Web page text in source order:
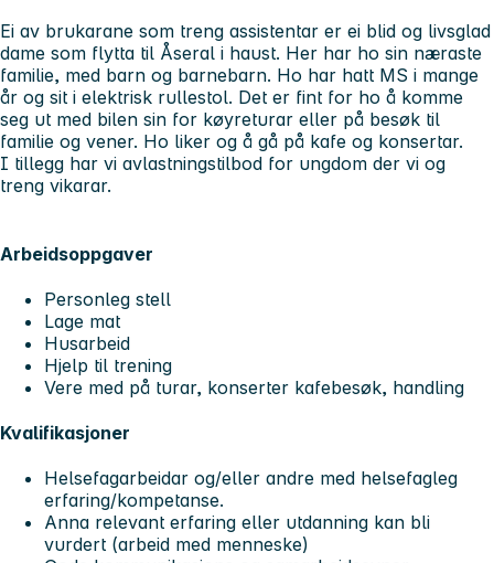
Ei av brukarane som treng assistentar er ei blid og livsglad
dame som flytta til Åseral i haust. Her har ho sin næraste
familie, med barn og barnebarn. Ho har hatt MS i mange
år og sit i elektrisk rullestol. Det er fint for ho å komme
seg ut med bilen sin for køyreturar eller på besøk til
familie og vener. Ho liker og å gå på kafe og konsertar.
I tillegg har vi avlastningstilbod for ungdom der vi og
treng vikarar.
Arbeidsoppgaver
Personleg stell
Lage mat
Husarbeid
Hjelp til trening
Vere med på turar, konserter kafebesøk, handling
Kvalifikasjoner
Helsefagarbeidar og/eller andre med helsefagleg
erfaring/kompetanse.
Anna relevant erfaring eller utdanning kan bli
vurdert (arbeid med menneske)